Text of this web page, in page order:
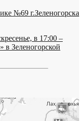
№69 г.Зеленогорска
в 17:00 –
в Зеленогорской